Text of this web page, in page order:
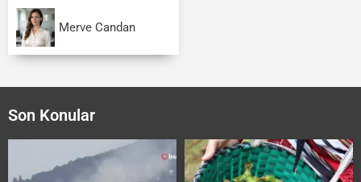
Merve Candan
Son Konular